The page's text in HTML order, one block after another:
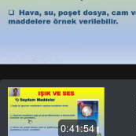
0:41:54